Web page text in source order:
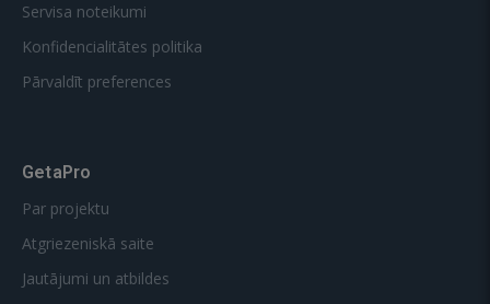
Servisa noteikumi
Konfidencialitātes politika
Pārvaldīt preferences
GetaPro
Par projektu
Atgriezeniskā saite
Jautājumi un atbildes